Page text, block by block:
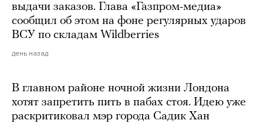
выдачи заказов. Глава «Газпром-медиа»
сообщил об этом на фоне регулярных ударов
ВСУ по складам Wildberries
день назад
В главном районе ночной жизни Лондона
хотят запретить пить в пабах стоя. Идею уже
раскритиковал мэр города Садик Хан